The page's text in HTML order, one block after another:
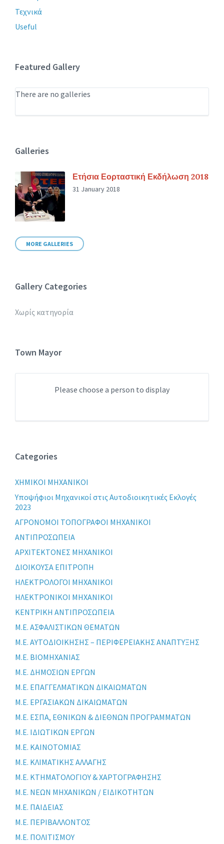
Τεχνικά
Useful
Featured Gallery
There are no galleries
Galleries
Ετήσια Εορταστική Εκδήλωση 2018
31 January 2018
MORE GALLERIES
Gallery Categories
Χωρίς κατηγορία
Town Mayor
Please choose a person to display
Categories
XHMIKOI MHXANIKOI
Yποψήφιοι Μηχανικοί στις Αυτοδιοικητικές Εκλογές
2023
ΑΓΡΟΝΟΜΟΙ ΤΟΠΟΓΡΑΦΟΙ ΜΗΧΑΝΙΚΟΙ
ΑΝΤΙΠΡΟΣΩΠΕΙΑ
ΑΡΧΙΤΕΚΤΟΝΕΣ ΜΗΧΑΝΙΚΟΙ
ΔΙΟΙΚΟΥΣΑ ΕΠΙΤΡΟΠΗ
ΗΛΕΚΤΡΟΛΟΓΟΙ ΜΗΧΑΝΙΚΟΙ
ΗΛΕΚΤΡΟΝΙΚΟΙ ΜΗΧΑΝΙΚΟΙ
ΚΕΝΤΡΙΚΗ ΑΝΤΙΠΡΟΣΩΠΕΙΑ
Μ.Ε. ΑΣΦΑΛΙΣΤΙΚΩΝ ΘΕΜΑΤΩΝ
Μ.Ε. ΑΥΤΟΔΙΟΙΚΗΣΗΣ – ΠΕΡΙΦΕΡΕΙΑΚΗΣ ΑΝΑΠΤΥΞΗΣ
Μ.Ε. ΒΙΟΜΗΧΑΝΙΑΣ
Μ.Ε. ΔΗΜΟΣΙΩΝ ΕΡΓΩΝ
Μ.Ε. ΕΠΑΓΓΕΛΜΑΤΙΚΩΝ ΔΙΚΑΙΩΜΑΤΩΝ
Μ.Ε. ΕΡΓΑΣΙΑΚΩΝ ΔΙΚΑΙΩΜΑΤΩΝ
Μ.Ε. ΕΣΠΑ, ΕΘΝΙΚΩΝ & ΔΙΕΘΝΩΝ ΠΡΟΓΡΑΜΜΑΤΩΝ
Μ.Ε. ΙΔΙΩΤΙΚΩΝ ΕΡΓΩΝ
Μ.Ε. ΚΑΙΝΟΤΟΜΙΑΣ
Μ.Ε. ΚΛΙΜΑΤΙΚΗΣ ΑΛΛΑΓΗΣ
Μ.Ε. ΚΤΗΜΑΤΟΛΟΓΙΟΥ & ΧΑΡΤΟΓΡΑΦΗΣΗΣ
Μ.Ε. ΝΕΩΝ ΜΗΧΑΝΙΚΩΝ / ΕΙΔΙΚΟΤΗΤΩΝ
Μ.Ε. ΠΑΙΔΕΙΑΣ
Μ.Ε. ΠΕΡΙΒΑΛΛΟΝΤΟΣ
Μ.Ε. ΠΟΛΙΤΙΣΜΟΥ